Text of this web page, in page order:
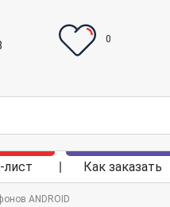
0
лист Как заказать
ANDROID